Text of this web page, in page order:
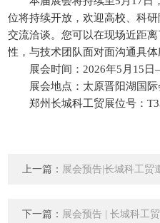
位将持续开放，欢迎高校、科
交流洽谈。您可以在现场近距
性，与技术团队面对面沟通具体
展会时间：2026年5月15日
展会地点：太原晋阳湖国际
郑州长城科工贸展位号：
上一篇： 展会预告|长城科工贸邀您相约第二
下一篇： 展会预告 | 长城科工贸邀您相约